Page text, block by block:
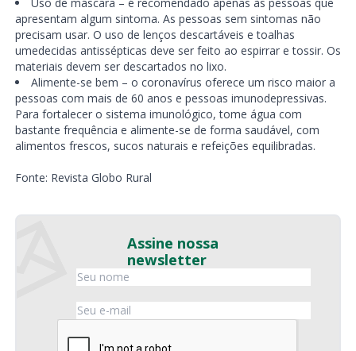
apresentam algum sintoma. As pessoas sem sintomas não
precisam usar. O uso de lenços descartáveis e toalhas
umedecidas antissépticas deve ser feito ao espirrar e tossir. Os
materiais devem ser descartados no lixo.
Alimente-se bem – o coronavírus oferece um risco maior a
pessoas com mais de 60 anos e pessoas imunodepressivas.
Para fortalecer o sistema imunológico, tome água com
bastante frequência e alimente-se de forma saudável, com
alimentos frescos, sucos naturais e refeições equilibradas.
Fonte: Revista Globo Rural
Assine nossa
newsletter